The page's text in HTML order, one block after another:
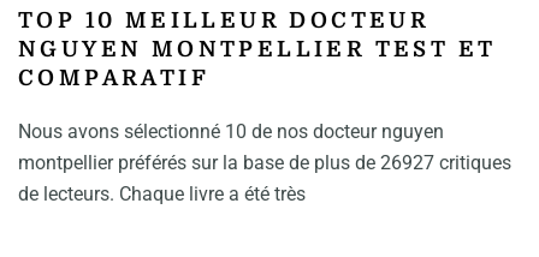
TOP 10 MEILLEUR DOCTEUR
NGUYEN MONTPELLIER TEST ET
COMPARATIF
Nous avons sélectionné 10 de nos docteur nguyen
montpellier préférés sur la base de plus de 26927 critiques
de lecteurs. Chaque livre a été très